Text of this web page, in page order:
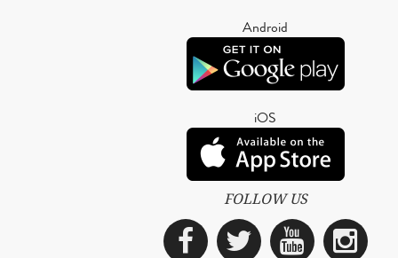
Android
iOS
FOLLOW US
Facebook
Twitter